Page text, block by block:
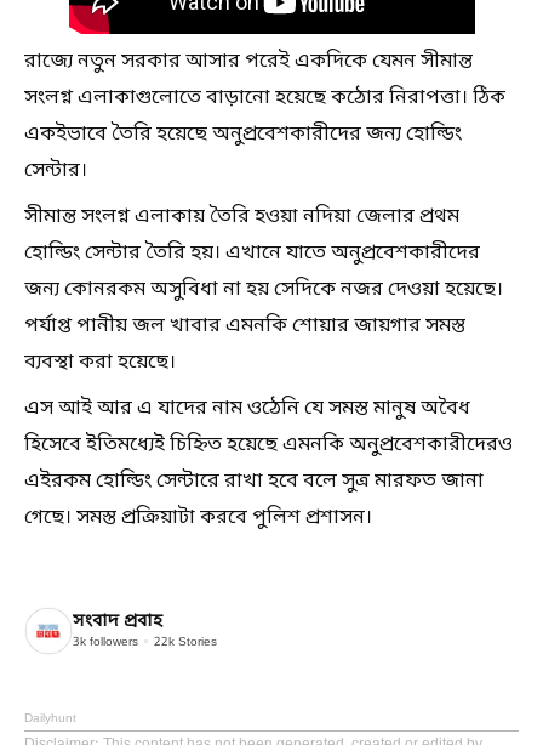
রাজ্যে নতুন সরকার আসার পরেই একদিকে যেমন সীমান্ত
সংলগ্ন এলাকাগুলোতে বাড়ানো হয়েছে কঠোর নিরাপত্তা। ঠিক
একইভাবে তৈরি হয়েছে অনুপ্রবেশকারীদের জন্য হোল্ডিং
সেন্টার।
সীমান্ত সংলগ্ন এলাকায় তৈরি হওয়া নদিয়া জেলার প্রথম
হোল্ডিং সেন্টার তৈরি হয়। এখানে যাতে অনুপ্রবেশকারীদের
জন্য কোনরকম অসুবিধা না হয় সেদিকে নজর দেওয়া হয়েছে।
পর্যাপ্ত পানীয় জল খাবার এমনকি শোয়ার জায়গার সমস্ত
ব্যবস্থা করা হয়েছে।
এস আই আর এ যাদের নাম ওঠেনি যে সমস্ত মানুষ অবৈধ
হিসেবে ইতিমধ্যেই চিহ্নিত হয়েছে এমনকি অনুপ্রবেশকারীদেরও
এইরকম হোল্ডিং সেন্টারে রাখা হবে বলে সুত্র মারফত জানা
গেছে। সমস্ত প্রক্রিয়াটা করবে পুলিশ প্রশাসন।
সংবাদ প্রবাহ
3k followers 22k Stories
Dailyhunt